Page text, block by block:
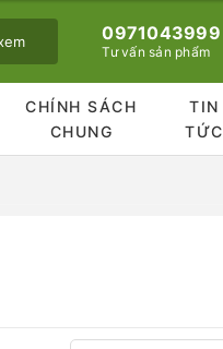
0971043999
Tư vấn sản phẩm
CHÍNH SÁCH
CHUNG
TIN
TỨC